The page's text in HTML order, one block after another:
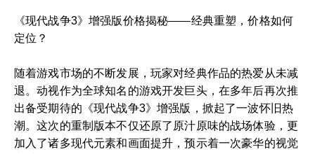
《现代战争3》增强版价格揭秘——经典重塑，价格如何
定位？
随着游戏市场的不断发展，玩家对经典作品的热爱从未减
退。动视作为全球知名的游戏开发巨头，在多年后再次推
出备受期待的《现代战争3》增强版，掀起了一波怀旧热
潮。这次的重制版本不仅还原了原汁原味的战场体验，更
加入了诸多现代元素和画面提升，预示着一次豪华的视觉